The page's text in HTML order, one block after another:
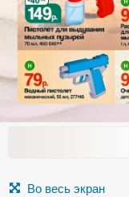
Во весь экран